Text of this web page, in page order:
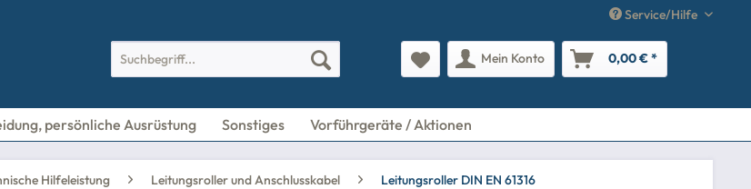
Service/Hilfe
Mein Konto 0,00 € *
persönliche Ausrüstung Sonstiges Vorführgeräte / Aktionen
Hilfeleistung Leitungsroller und Anschlusskabel Leitungsroller DIN EN 61316